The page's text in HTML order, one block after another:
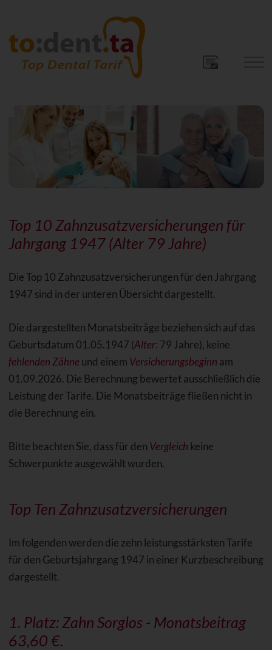
Top 10 Zahnzusatzversicherungen für
Jahrgang 1947 (Alter 79 Jahre)
Die Top 10 Zahnzusatzversicherungen für den Jahrgang
1947 sind in der unteren Übersicht dargestellt.
Die dargestellten Monatsbeiträge beziehen sich auf das
Geburtsdatum 01.05.1947 (Alter: 79 Jahre), keine
fehlenden Zähne und einem Versicherungsbeginn am
01.09.2026. Die Berechnung bewertet ausschließlich die
Leistung der Tarife. Die Monatsbeiträge fließen nicht in
die Berechnung ein.
Bitte beachten Sie, dass für den Vergleich keine
Schwerpunkte ausgewählt wurden.
Top Ten Zahnzusatzversicherungen
Im folgenden werden die zehn leistungsstärksten Tarife
für den Geburtsjahrgang 1947 in einer Kurzbeschreibung
dargestellt.
1. Platz: Zahn Sorglos - Monatsbeitrag
63,60 €.